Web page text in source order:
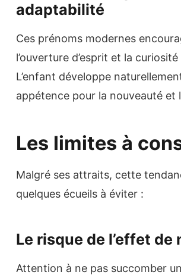
adaptabilité
Ces prénoms modernes
l’ouverture d’esprit et la
L’enfant développe
appétence pour la nouveauté et
Les limites à
Malgré ses attraits, cette
quelques écueils à éviter :
Le risque de l’effet de
Attention à ne pas succomber